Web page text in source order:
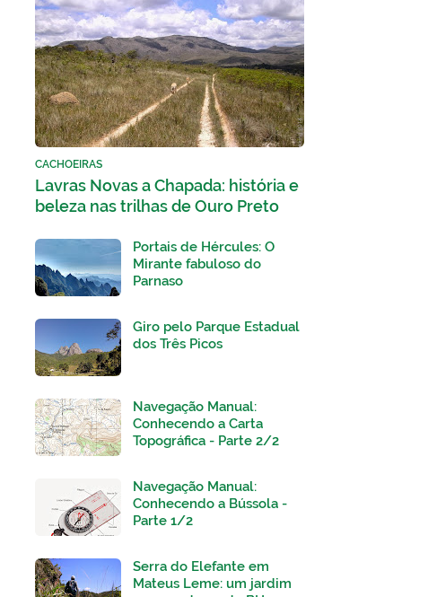
CACHOEIRAS
Lavras Novas a Chapada: história e
beleza nas trilhas de Ouro Preto
Portais de Hércules: O
Mirante fabuloso do
Parnaso
Giro pelo Parque Estadual
dos Três Picos
Navegação Manual:
Conhecendo a Carta
Topográfica - Parte 2/2
Navegação Manual:
Conhecendo a Bússola -
Parte 1/2
Serra do Elefante em
Mateus Leme: um jardim